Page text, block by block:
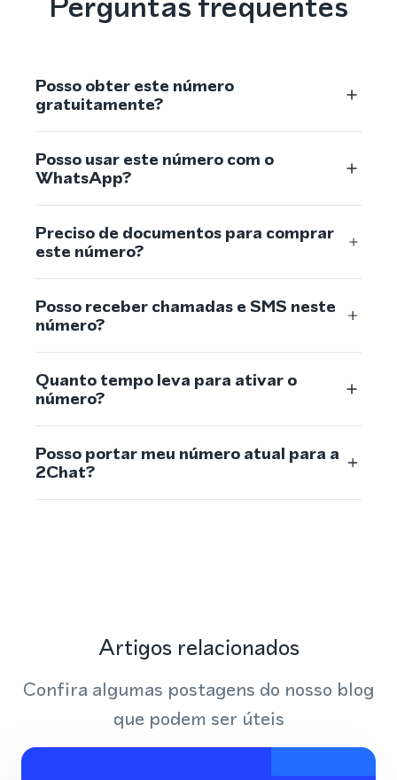
Posso obter este número
gratuitamente?
Posso usar este número com o
WhatsApp?
Preciso de documentos para comprar
este número?
Posso receber chamadas e SMS neste
número?
Quanto tempo leva para ativar o
número?
Posso portar meu número atual para a
2Chat?
Artigos relacionados
Confira algumas postagens do nosso blog
que podem ser úteis